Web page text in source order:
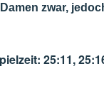
zwar,
25:11,